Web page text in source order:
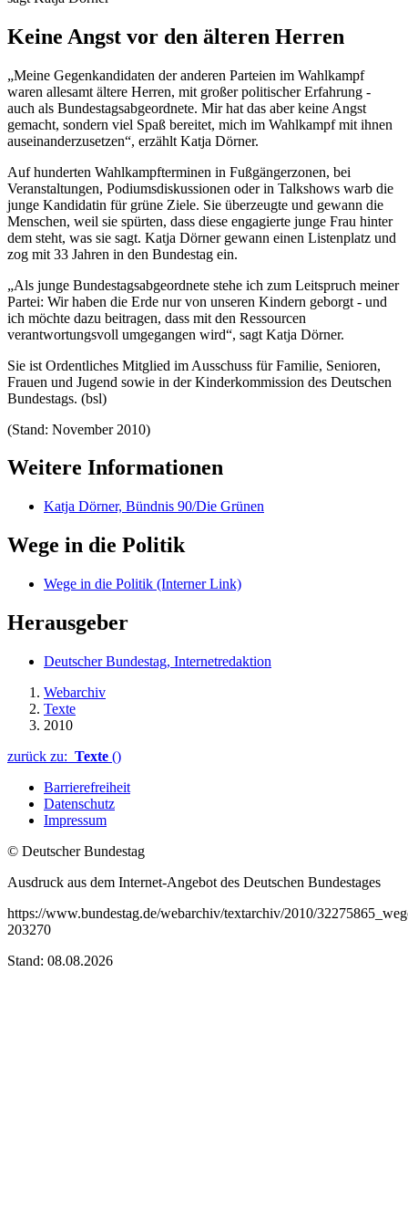
Keine Angst vor den älteren Herren
„Meine Gegenkandidaten der anderen Parteien im Wahlkampf
waren allesamt ältere Herren, mit großer politischer Erfahrung -
auch als Bundestagsabgeordnete. Mir hat das aber keine Angst
gemacht, sondern viel Spaß bereitet, mich im Wahlkampf mit ihnen
auseinanderzusetzen“, erzählt Katja Dörner.
Auf hunderten Wahlkampfterminen in Fußgängerzonen, bei
Veranstaltungen, Podiumsdiskussionen oder in Talkshows warb die
junge Kandidatin für grüne Ziele. Sie überzeugte und gewann die
Menschen, weil sie spürten, dass diese engagierte junge Frau hinter
dem steht, was sie sagt. Katja Dörner gewann einen Listenplatz und
zog mit 33 Jahren in den Bundestag ein.
„Als junge Bundestagsabgeordnete stehe ich zum Leitspruch meiner
Partei: Wir haben die Erde nur von unseren Kindern geborgt - und
ich möchte dazu beitragen, dass mit den Ressourcen
verantwortungsvoll umgegangen wird“, sagt Katja Dörner.
Sie ist Ordentliches Mitglied im Ausschuss für Familie, Senioren,
Frauen und Jugend sowie in der Kinderkommission des Deutschen
Bundestags. (bsl)
(Stand: November 2010)
Weitere Informationen
Katja Dörner, Bündnis 90/Die Grünen
Wege in die Politik
Wege in die Politik (Interner Link)
Herausgeber
Deutscher Bundestag, Internetredaktion
Webarchiv
Texte
2010
zurück zu: Texte ()
Barrierefreiheit
Datenschutz
Impressum
© Deutscher Bundestag
Ausdruck aus dem Internet-Angebot des Deutschen Bundestages
https://www.bundestag.de/webarchiv/textarchiv/2010/
203270
Stand: 08.08.2026